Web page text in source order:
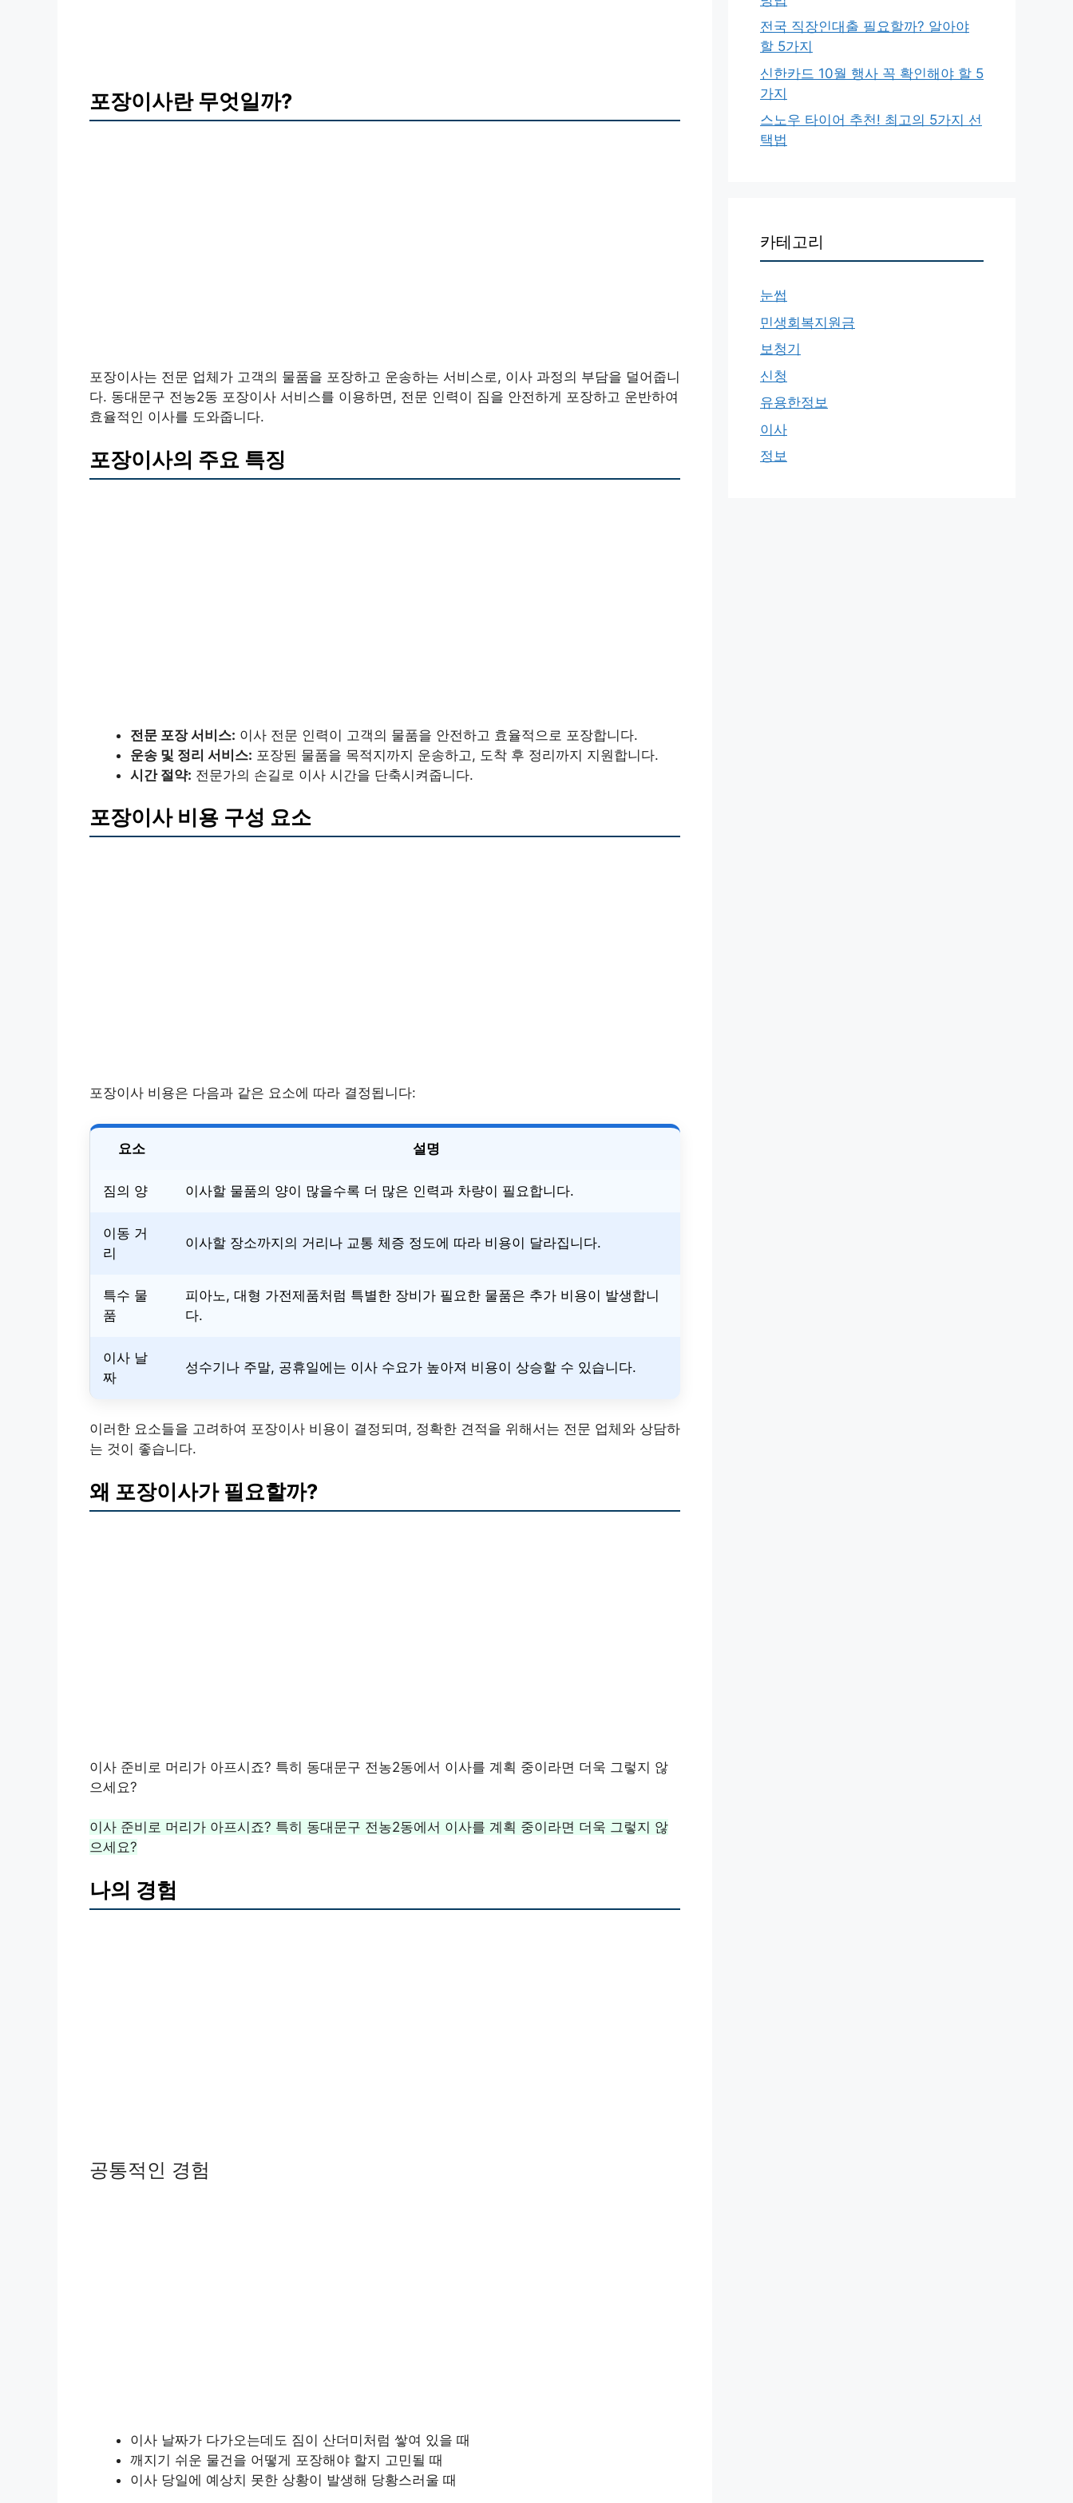
포장이사란 무엇일까?
포장이사는 전문 업체가 고객의 물품을 포장하고 운송하는 서비스로, 이사 과정의 부담을 덜어줍니
다. 동대문구 전농2동 포장이사 서비스를 이용하면, 전문 인력이 짐을 안전하게 포장하고 운반하여
효율적인 이사를 도와줍니다.
포장이사의 주요 특징
전문 포장 서비스: 이사 전문 인력이 고객의 물품을 안전하고 효율적으로 포장합니다.
운송 및 정리 서비스: 포장된 물품을 목적지까지 운송하고, 도착 후 정리까지 지원합니다.
시간 절약: 전문가의 손길로 이사 시간을 단축시켜줍니다.
포장이사 비용 구성 요소
포장이사 비용은 다음과 같은 요소에 따라 결정됩니다:
요소 설명
짐의 양 이사할 물품의 양이 많을수록 더 많은 인력과 차량이 필요합니다.
이동 거
리
이사할 장소까지의 거리나 교통 체증 정도에 따라 비용이 달라집니다.
특수 물
품
피아노, 대형 가전제품처럼 특별한 장비가 필요한 물품은 추가 비용이 발생합니
다.
이사 날
짜
성수기나 주말, 공휴일에는 이사 수요가 높아져 비용이 상승할 수 있습니다.
이러한 요소들을 고려하여 포장이사 비용이 결정되며, 정확한 견적을 위해서는 전문 업체와 상담하
는 것이 좋습니다.
왜 포장이사가 필요할까?
이사 준비로 머리가 아프시죠? 특히 동대문구 전농2동에서 이사를 계획 중이라면 더욱 그렇지 않
으세요?
이사 준비로 머리가 아프시죠? 특히 동대문구 전농2동에서 이사를 계획 중이라면 더욱 그렇지 않
으세요?
나의 경험
공통적인 경험
이사 날짜가 다가오는데도 짐이 산더미처럼 쌓여 있을 때
깨지기 쉬운 물건을 어떻게 포장해야 할지 고민될 때
이사 당일에 예상치 못한 상황이 발생해 당황스러울 때
전국 직장인대출 필요할까? 알아야
할 5가지
신한카드 10월 행사 꼭 확인해야 할 5
가지
스노우 타이어 추천! 최고의 5가지 선
택법
카테고리
눈썹
민생회복지원금
보청기
신청
유용한정보
이사
정보